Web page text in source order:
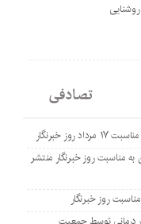
تصادفی
خبرنگار
مناسبت روز خبرنگار منتشر
روز خبرنگار